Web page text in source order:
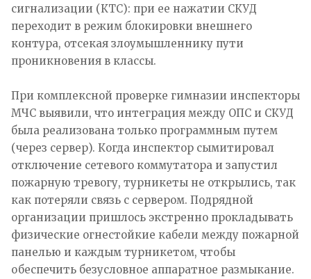
сигнализации (КТС): при ее нажатии СКУД
переходит в режим блокировки внешнего
контура, отсекая злоумышленнику пути
проникновения в классы.
При комплексной проверке гимназии инспекторы
МЧС выявили, что интеграция между ОПС и СКУД
была реализована только программным путем
(через сервер). Когда инспектор сымитировал
отключение сетевого коммутатора и запустил
пожарную тревогу, турникеты не открылись, так
как потеряли связь с сервером. Подрядной
организации пришлось экстренно прокладывать
физические огнестойкие кабели между пожарной
панелью и каждым турникетом, чтобы
обеспечить безусловное аппаратное размыкание.